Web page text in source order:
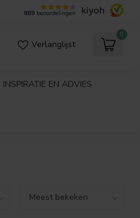
889 beoordelingen
Verlanglijst
0
INSPIRATIE EN ADVIES